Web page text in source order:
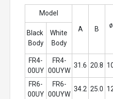
Model
A B
Black
Body
White
Body
FR4-
00UY
FR4-
00UYW
31.6 20.8
FR6-
00UY
FR6-
00UYW
34.2 25.0